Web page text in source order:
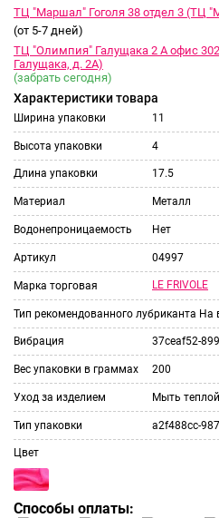
ТЦ "Маршал" Гоголя 38 отдел 3 (ТЦ
(от 5-7 дней)
ТЦ "Олимпия" Галущака 2 А офис
Галущака, д. 2А)
(забрать сегодня)
Характеристики товара
Ширина упаковки 11
Высота упаковки 4
Длина упаковки 17.5
Материал Металл
Водонепроницаемость Нет
Артикул 04997
Марка торговая LE FRIVOLE
Тип рекомендованного лубриканта На
Вибрация 37ceaf52-
Вес упаковки в граммах 200
Уход за изделием Мыть
Тип упаковки a2f488cc-
Цвет
Способы оплаты: